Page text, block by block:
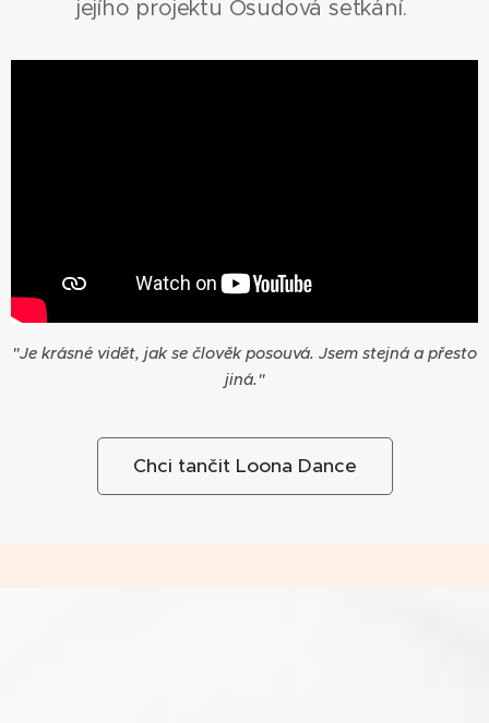
jejího projektu Osudová setkání.
"Je krásné vidět, jak se člověk posouvá. Jsem stejná a přesto
jiná."
Chci tančit Loona Dance